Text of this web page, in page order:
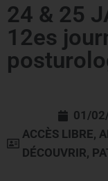
24 & 25
12es
01/
ACCÈS LIBRE,
DÉCOUVRIR,